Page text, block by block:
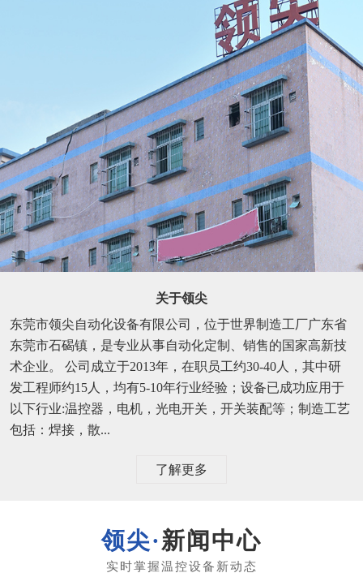
关于领尖
东莞市领尖自动化设备有限公司，位于世界制造工厂广东省
东莞市石碣镇，是专业从事自动化定制、销售的国家高新技
术企业。 公司成立于2013年，在职员工约30-40人，其中研
发工程师约15人，均有5-10年行业经验；设备已成功应用于
以下行业:温控器，电机，光电开关，开关装配等；制造工艺
包括：焊接，散...
了解更多
新闻中心